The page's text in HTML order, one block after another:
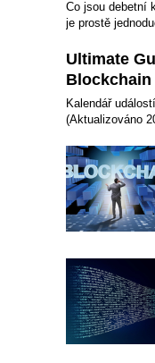
Co jsou debetní
je prostě
Ultimate
Blockchain
Kalendář
(Aktualizováno